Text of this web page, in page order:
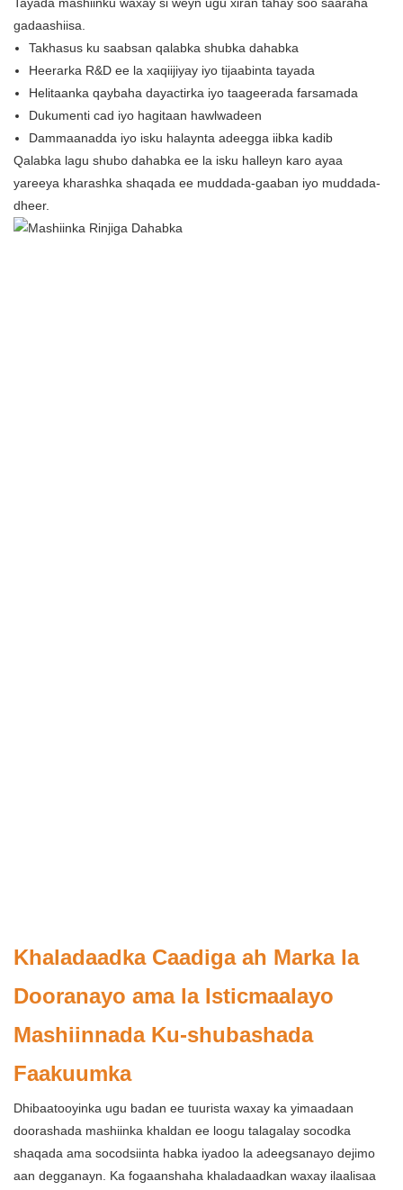
Tayada mashiinku waxay si weyn ugu xiran tahay soo saaraha
gadaashiisa.
Takhasus ku saabsan qalabka shubka dahabka
Heerarka R&D ee la xaqiijiyay iyo tijaabinta tayada
Helitaanka qaybaha dayactirka iyo taageerada farsamada
Dukumenti cad iyo hagitaan hawlwadeen
Dammaanadda iyo isku halaynta adeegga iibka kadib
Qalabka lagu shubo dahabka ee la isku halleyn karo ayaa
yareeya kharashka shaqada ee muddada-gaaban iyo muddada-
dheer.
Khaladaadka Caadiga ah Marka la
Dooranayo ama la Isticmaalayo
Mashiinnada Ku-shubashada
Faakuumka
Dhibaatooyinka ugu badan ee tuurista waxay ka yimaadaan
doorashada mashiinka khaldan ee loogu talagalay socodka
shaqada ama socodsiinta habka iyadoo la adeegsanayo dejimo
aan degganayn. Ka fogaanshaha khaladaadkan waxay ilaalisaa